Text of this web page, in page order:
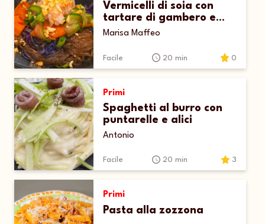
Vermicelli di soia con
tartare di gambero e
lime
Marisa Maffeo
Facile 20 min 0
Primi
Spaghetti al burro con
puntarelle e alici
Antonio
Facile 20 min 3
Primi
Pasta alla zozzona